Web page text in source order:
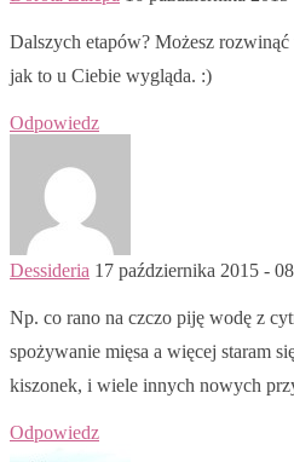
Dalszych etapów? Możesz rozwinąć
jak to u Ciebie wygląda. :)
Odpowiedz
Dessideria 17 października 2015 -
Np. co rano na czczo piję wodę z
spożywanie mięsa a więcej staram
kiszonek, i wiele innych nowych
Odpowiedz